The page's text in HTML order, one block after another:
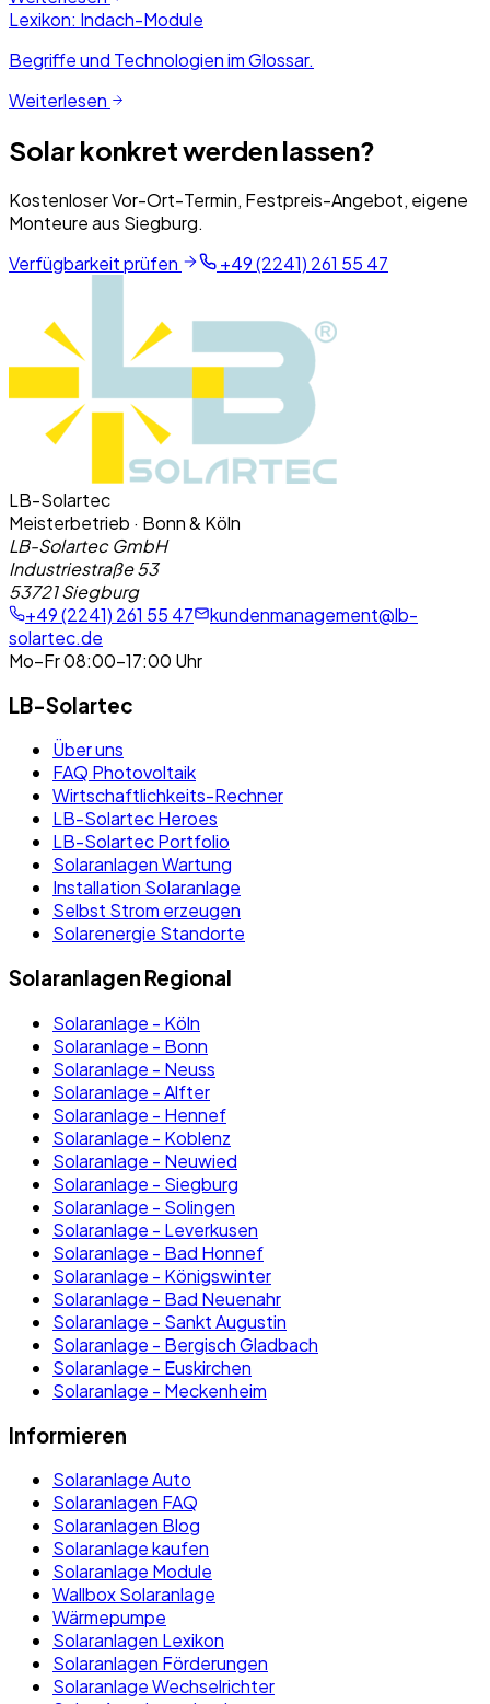
Lexikon: Indach-Module
Begriffe und Technologien im Glossar.
Weiterlesen
Solar konkret werden lassen?
Kostenloser Vor-Ort-Termin, Festpreis-Angebot, eigene
Monteure aus Siegburg.
Verfügbarkeit prüfen
+49 (2241) 261 55 47
LB-Solartec
Meisterbetrieb · Bonn & Köln
LB-Solartec GmbH
Industriestraße 53
53721 Siegburg
+49 (2241) 261 55 47
kundenmanagement@lb-
solartec.de
Mo–Fr 08:00–17:00 Uhr
LB-Solartec
Über uns
FAQ Photovoltaik
Wirtschaftlichkeits-Rechner
LB-Solartec Heroes
LB-Solartec Portfolio
Solaranlagen Wartung
Installation Solaranlage
Selbst Strom erzeugen
Solarenergie Standorte
Solaranlagen Regional
Solaranlage - Köln
Solaranlage - Bonn
Solaranlage - Neuss
Solaranlage - Alfter
Solaranlage - Hennef
Solaranlage - Koblenz
Solaranlage - Neuwied
Solaranlage - Siegburg
Solaranlage - Solingen
Solaranlage - Leverkusen
Solaranlage - Bad Honnef
Solaranlage - Königswinter
Solaranlage - Bad Neuenahr
Solaranlage - Sankt Augustin
Solaranlage - Bergisch Gladbach
Solaranlage - Euskirchen
Solaranlage - Meckenheim
Informieren
Solaranlage Auto
Solaranlagen FAQ
Solaranlagen Blog
Solaranlage kaufen
Solaranlage Module
Wallbox Solaranlage
Wärmepumpe
Solaranlagen Lexikon
Solaranlagen Förderungen
Solaranlage Wechselrichter